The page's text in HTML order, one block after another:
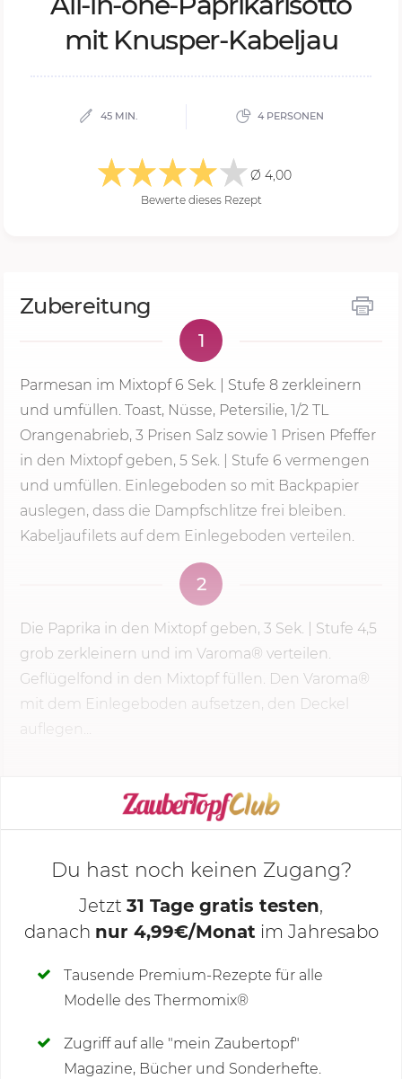
mit Knus­per-Ka­bel­jau
45 MIN. 4 PERSONEN
Ø 4,00
Bewerte dieses Rezept
Zubereitung
1
Parmesan im Mixtopf 6 Sek. Stufe 8 zerkleinern
und umfüllen. Toast, Nüsse, Petersilie, 1/2 TL
Orangenabrieb, 3 Prisen Salz sowie 1 Prisen Pfeffer
in den Mixtopf geben, 5 Sek. | Stufe 6 vermengen
und umfüllen. Einlegeboden so mit Backpapier
auslegen, dass die Dampfschlitze frei bleiben.
Kabeljaufilets auf dem Einlegeboden verteilen.
2
Die Paprika in den Mixtopf geben, 3 Sek.
| Stufe 4,5
grob zerkleinern und im Varoma® verteilen.
Geflügelfond in den Mixtopf füllen. Den Varoma®
mit dem Einlegeboden aufsetzen, den Deckel
auflegen...
KOCHMODUS STARTEN
Deine Notizen
Du hast noch keinen Zugang?
Jetzt 31 Tage gratis testen,
danach nur 4,99€/Monat im Jahresabo
Tausende Premium-Rezepte für alle
Modelle des Thermomix®
Zugriff auf alle "mein Zaubertopf"
Magazine, Bücher und Sonderhefte.